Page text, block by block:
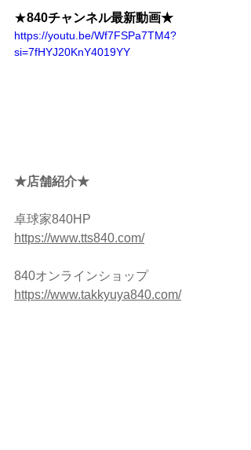
★840チャンネル最新動画★
https://youtu.be/Wf7FSPa7TM4?
si=7fHYJ20KnY4019YY
★店舗紹介★
卓球家840HP
https://www.tts840.com/
840オンラインショップ
https://www.takkyuya840.com/